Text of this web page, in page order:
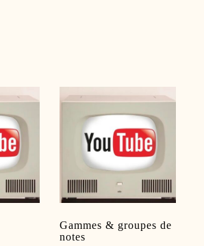
Gammes & groupes de
notes